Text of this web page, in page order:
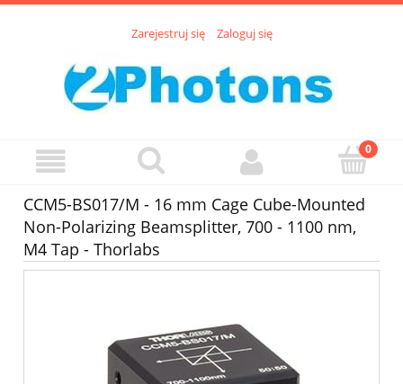
Zarejestruj się Zaloguj się
CCM5-BS017/M - 16 mm Cage Cube-Mounted
Non-Polarizing Beamsplitter, 700 - 1100 nm,
M4 Tap - Thorlabs